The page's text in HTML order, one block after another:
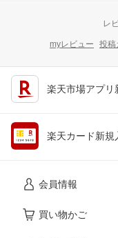
レ
myレビュー 投稿
楽天市場アプリ
楽天カード新規
会員情報
買い物かご